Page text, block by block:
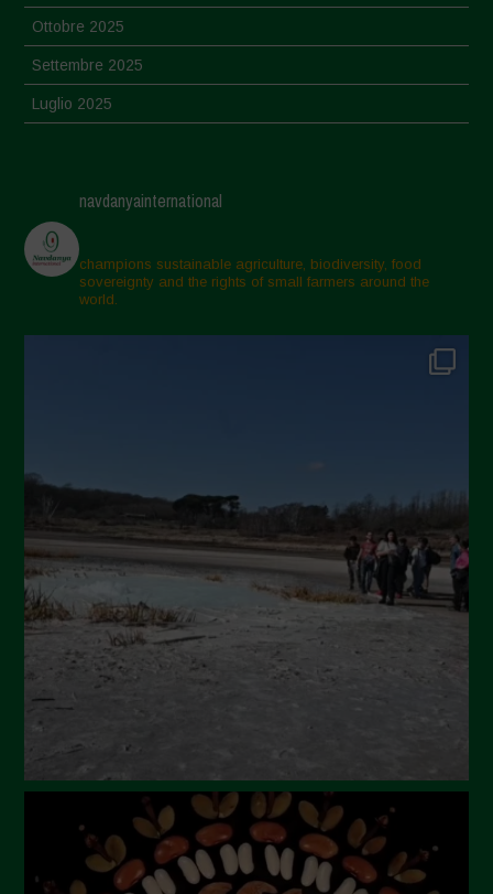
Ottobre 2025
Settembre 2025
Luglio 2025
Aprile 2025
Marzo 2025
Febbraio 2025
Gennaio 2025
Settembre 2024
Luglio 2024
Maggio 2024
Aprile 2024
Marzo 2024
Febbraio 2024
Ottobre 2023
Settembre 2023
navdanyainternational
champions sustainable agriculture, biodiversity, food
sovereignty and the rights of small farmers around the
world.